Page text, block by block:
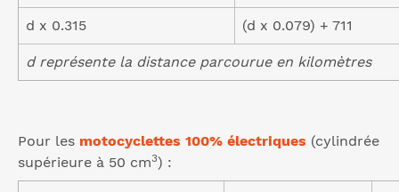
d x 0.315 (d x 0.079) + 711
d représente la distance parcourue en kilomètres
Pour les motocyclettes 100% électriques (cylindrée
supérieure à 50 cm3) :